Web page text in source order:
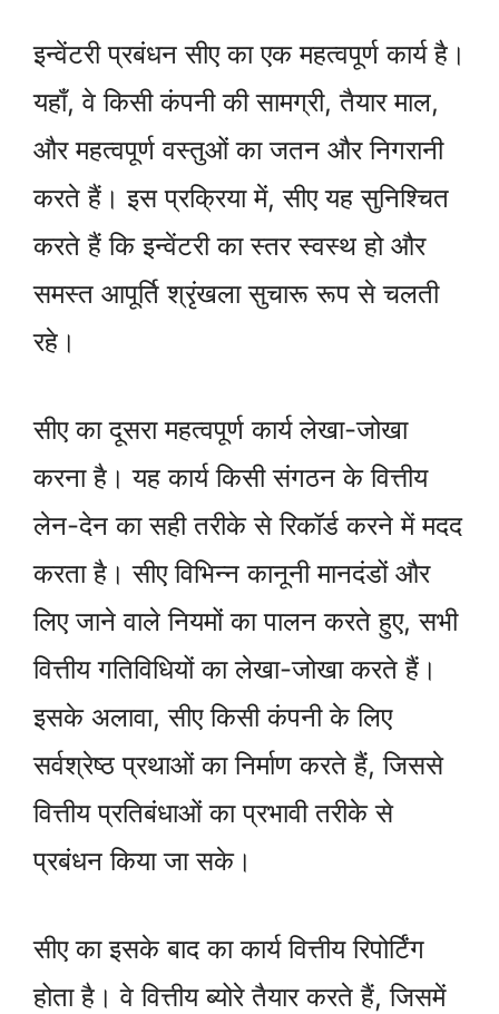
इन्वेंटरी प्रबंधन सीए का एक महत्वपूर्ण कार्य है।
यहाँ, वे किसी कंपनी की सामग्री, तैयार माल,
और महत्वपूर्ण वस्तुओं का जतन और निगरानी
करते हैं। इस प्रक्रिया में, सीए यह सुनिश्चित
करते हैं कि इन्वेंटरी का स्तर स्वस्थ हो और
समस्त आपूर्ति श्रृंखला सुचारू रूप से चलती
रहे।
सीए का दूसरा महत्वपूर्ण कार्य लेखा-जोखा
करना है। यह कार्य किसी संगठन के वित्तीय
लेन-देन का सही तरीके से रिकॉर्ड करने में मदद
करता है। सीए विभिन्न कानूनी मानदंडों और
लिए जाने वाले नियमों का पालन करते हुए, सभी
वित्तीय गतिविधियों का लेखा-जोखा करते हैं।
इसके अलावा, सीए किसी कंपनी के लिए
सर्वश्रेष्ठ प्रथाओं का निर्माण करते हैं, जिससे
वित्तीय प्रतिबंधाओं का प्रभावी तरीके से
प्रबंधन किया जा सके।
सीए का इसके बाद का कार्य वित्तीय रिपोर्टिंग
होता है। वे वित्तीय ब्योरे तैयार करते हैं, जिसमें